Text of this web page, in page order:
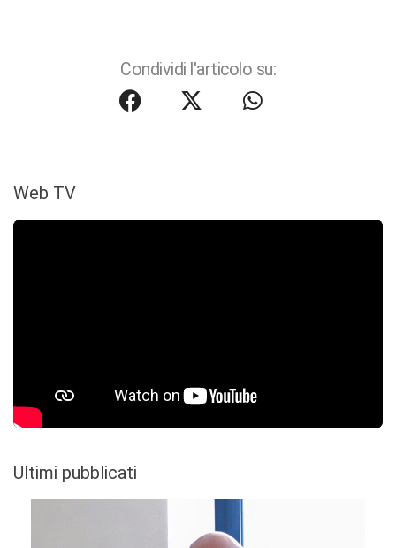
Condividi l'articolo su:
Web TV
Ultimi pubblicati